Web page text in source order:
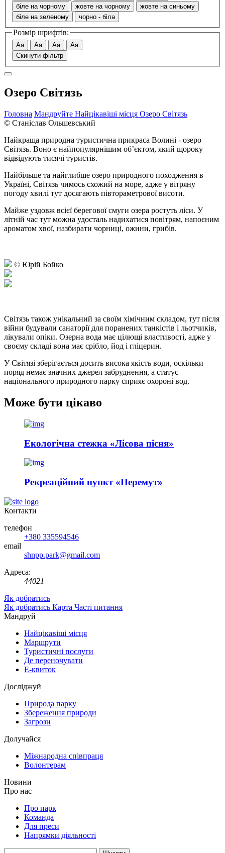
біле на чорному
жовте на чорному
жовте на синьому
біле на зеленому
чорно - біла
Розмір шрифтів:
Aa Aa Aa
Aa
Скинути фільтр
Озеро Світязь
Головна Мандруйте Найцікавіші місця Озеро Світязь
© Станіслав Ольшевський
Найкраща природна туристична прикраса Волині - озеро
Світязь. Воно є найпопулярнішим об’єктом, який щороку
відвідують тисячі туристів.
Найбільше та найглибше озеро природного походження в
Україні, Світязь чимось схожий на море, адже у вітряну
погоду хвилі тут досягають півтораметрової висоти.
Майже уздовж всієї берегової смуги озера ростуть ліси. У
літній час тут можна удосталь надихатися повітрям, напоєним
ароматом хвої, назбирати чорниці, ожини, грибів.
© Юрій Бойко
Світязь також унікальний за своїм хімічним складом, тут після
війни будували санаторії для поранених танкістів і льотчиків,
лікували опіки. Озерна вода має цілющі властивості, адже у
своєму складі вона має срібло, йод і гліцерин.
У Світязі зберігається досить висока якість води, оскільки
поряд немає значних джерел забруднення, а статус
національного природного парку сприяє охороні вод.
Може бути цікаво
Екологічна стежка «Лісова пісня»
Рекреаційний пункт «Перемут»
Контакти
телефон
+380 335594546
email
shnpp.park@gmail.com
Адреса:
44021
Як добратись
Як добратись Карта Часті питання
Мандруй
Найцікавіші місця
Маршрути
Туристичні послуги
Де переночувати
Е-квиток
Досліджуй
Природа парку
Збереження природи
Загрози
Долучайся
Міжнародна співпраця
Волонтерам
Новини
Про нас
Про парк
Команда
Для преси
Напрямки діяльності